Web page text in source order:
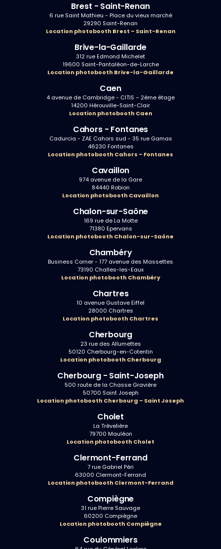
Brest - Saint-Renan
6 rue Saint Mathieu - Place du vieux marché
29290 Saint-Renan
Location photobooth Brest – Saint-Renan
Brive-la-Gaillarde
312 rue Edmond Michelet
19600 Saint-Pantaléon-de-Larche
Location photobooth Brive-la-Gaillarde
Caen
4 avenue de Cambridge - CITIS – 2ème étage
14200 Hérouville-Saint-Clair
Location photobooth Caen
Cahors - Fontanes
Cadurcia - ZAE Cahors sud - 35 rue Gamas
46230 Fontanes
Location photobooth Cahors – Fontanes
Cavaillon
974 avenue de la Gare
84440 Robion
Location photobooth Cavaillon
Chalon-sur-Saône
169 rue de La Motte
71380 Epervans
Location photobooth Chalon-sur-Saône
Chambéry
Business Corner - 177 avenue des Massettes
73190 Challes-les-Eaux
Location photobooth Chambéry
Chartres
10 avenue Gustave Eiffel
28000 Chartres
Location photobooth Chartres
Cherbourg
23 rue des Allumettes
50120 Cherbourg-en-Cotentin
Location photobooth Cherbourg
Cherbourg - Saint-Joseph
500 route de la Chasse Gravière
50700 Saint Joseph
Location photobooth Cherbourg – Saint Joseph
Cholet
La Trèvelière
79700 Mauléon
Location photobooth Cholet
Clermont-Ferrand
7 rue Gabriel Péri
63000 Clermont-Ferrand
Location photobooth Clermont-Ferrand
Compiègne
31 rue Pierre Sauvage
60200 Compiègne
Location photobooth Compiègne
Coulommiers